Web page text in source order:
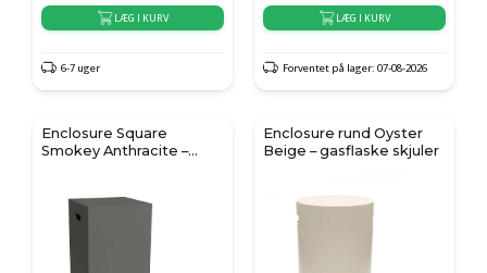
LÆG I KURV
6-7 uger
LÆG I KURV
Forventet på lager: 07-08-2026
Enclosure Square
Smokey Anthracite –
Enclosure rund Oyster
Beige – gasflaske skjuler